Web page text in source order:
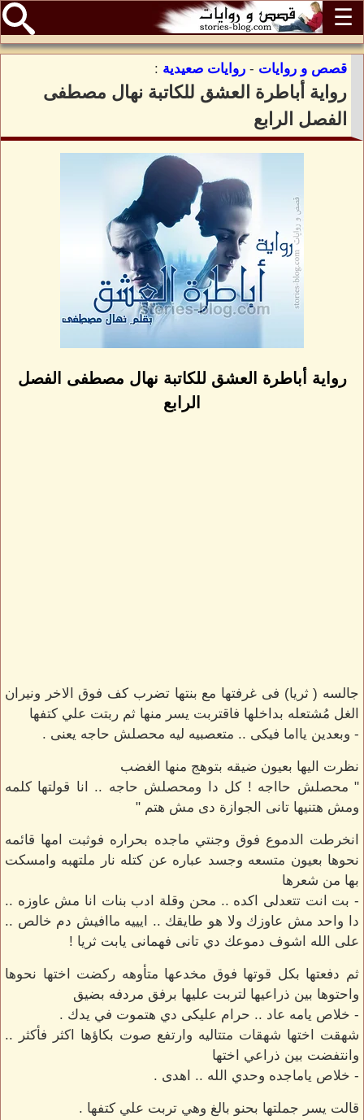
☰
قصص و روايات - روايات صعيدية :
رواية أباطرة العشق للكاتبة نهال مصطفى
الفصل الرابع
رواية أباطرة العشق للكاتبة نهال مصطفى الفصل
الرابع
جالسه ( ثريا) فى غرفتها مع بنتها تضرب كف فوق الاخر ونيران
الغل مُشتعله بداخلها فاقتربت يسر منها ثم ربتت علي كتفها
- وبعدين يااما فيكى .. متعصبيه ليه محصلش حاجه يعنى .
نظرت اليها بعيون ضيقه بتوهج منها الغضب
" محصلش حااجه ! كل دا ومحصلش حاجه .. انا قولتها كلمه
ومش هتنيها تانى الجوازة دى مش هتم "
انخرطت الدموع فوق وجنتي ماجده بحراره فوثبت امها قائمه
نحوها بعيون متسعه وجسد عباره عن كتله نار ملتهبه وامسكت
بها من شعرها
- بت انت تتعدلى اكده .. محن وقلة ادب بنات انا مش عاوزه ..
دا واحد مش عاوزك ولا هو طايقك .. ايييه ماافيش دم خالص ..
على الله اشوف دموعك دي تانى فهمانى يابت ثريا !
ثم دفعتها بكل قوتها فوق مخدعها متأوهه ركضت اختها نحوها
واحتوها بين ذراعيها لتربت عليها برفق مردفه بضيق
- خلاص يامه عاد .. حرام عليكى دي هتموت في يدك .
شهقت اختها شهقات متتاليه وارتفع صوت بكاؤها اكثر فأكثر ..
وانتفضت بين ذراعي اختها
- خلاص ياماجده وحدي الله .. اهدى .
قالت يسر جملتها بحنو بالغ وهي تربت علي كتفها .